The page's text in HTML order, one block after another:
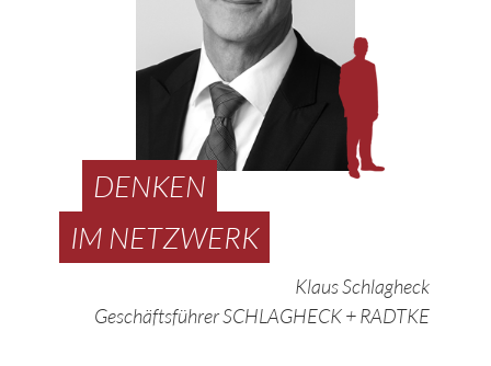
DENKEN
IM NETZWERK
Klaus Schlagheck
Geschäftsführer SCHLAGHECK + RADTKE